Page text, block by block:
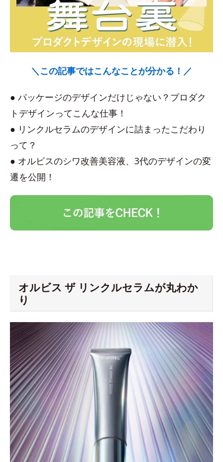
＼この記事ではこんなことが分かる！／
● パッケージのデザインだけじゃない？プロダク
トデザインってこんな仕事！
● リンクルセラムのデザインに詰まったこだわり
って？
● オルビスのシワ改善美容液、3代のデザインの変
遷を公開！
オルビス ザ リンクルセラムが丸わか
り